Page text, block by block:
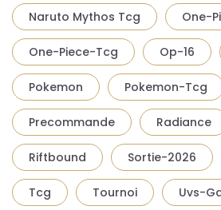
Naruto Mythos Tcg One-
One-Piece-Tcg Op-16
Pokemon Pokemon-Tcg
Precommande Radiance
Riftbound Sortie-2026
Tcg Tournoi Uvs-